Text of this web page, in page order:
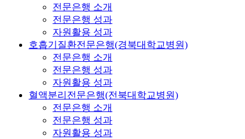
전문은행 소개
전문은행 성과
자원활용 성과
호흡기질환전문은행(경북대학교병원)
전문은행 소개
전문은행 성과
자원활용 성과
혈액분리전문은행(전북대학교병원)
전문은행 소개
전문은행 성과
자원활용 성과